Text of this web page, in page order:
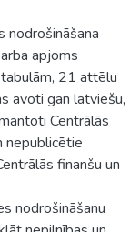
nodrošināšana
apjoms
21 attēlu
avoti gan latviešu,
Centrālās
nepublicētie
finanšu un
nodrošināšanu